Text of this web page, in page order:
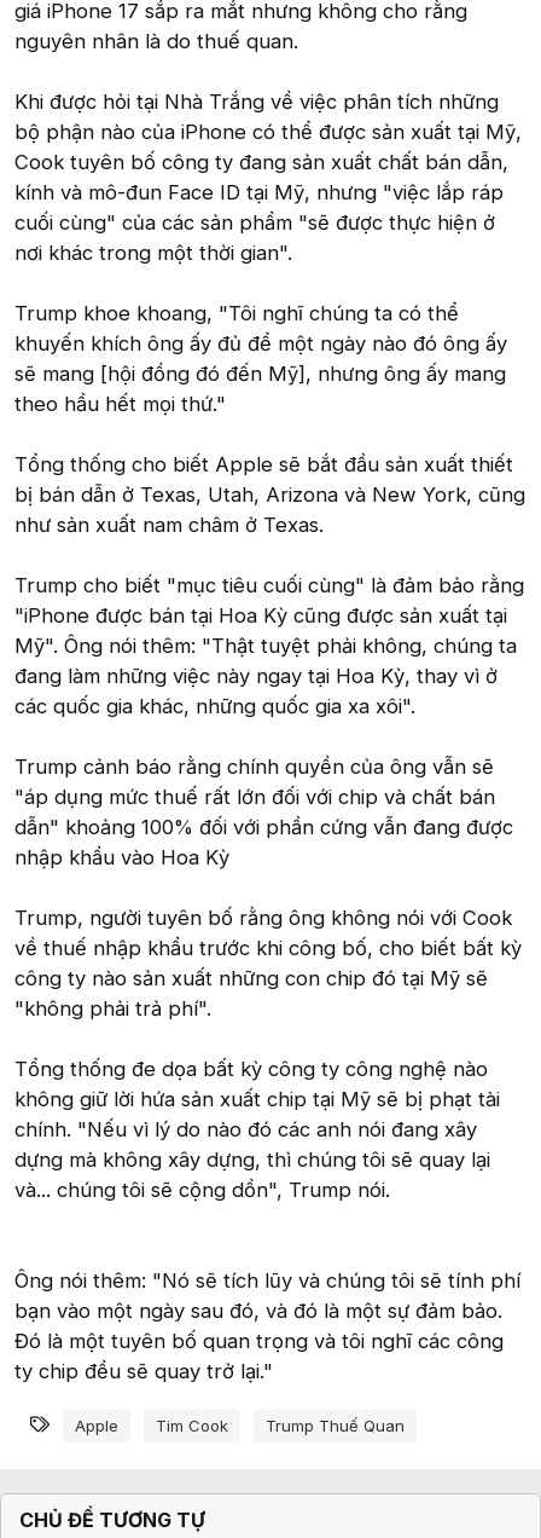
giá iPhone 17 sắp ra mắt nhưng không cho rằng
nguyên nhân là do thuế quan.
Khi được hỏi tại Nhà Trắng về việc phân tích những
bộ phận nào của iPhone có thể được sản xuất tại Mỹ,
Cook tuyên bố công ty đang sản xuất chất bán dẫn,
kính và mô-đun Face ID tại Mỹ, nhưng "việc lắp ráp
cuối cùng" của các sản phẩm "sẽ được thực hiện ở
nơi khác trong một thời gian".
Trump khoe khoang, "Tôi nghĩ chúng ta có thể
khuyến khích ông ấy đủ để một ngày nào đó ông ấy
sẽ mang [hội đồng đó đến Mỹ], nhưng ông ấy mang
theo hầu hết mọi thứ."
Tổng thống cho biết Apple sẽ bắt đầu sản xuất thiết
bị bán dẫn ở Texas, Utah, Arizona và New York, cũng
như sản xuất nam châm ở Texas.
Trump cho biết "mục tiêu cuối cùng" là đảm bảo rằng
"iPhone được bán tại Hoa Kỳ cũng được sản xuất tại
Mỹ". Ông nói thêm: "Thật tuyệt phải không, chúng ta
đang làm những việc này ngay tại Hoa Kỳ, thay vì ở
các quốc gia khác, những quốc gia xa xôi".
Trump cảnh báo rằng chính quyền của ông vẫn sẽ
"áp dụng mức thuế rất lớn đối với chip và chất bán
dẫn" khoảng 100% đối với phần cứng vẫn đang được
nhập khẩu vào Hoa Kỳ
Trump, người tuyên bố rằng ông không nói với Cook
về thuế nhập khẩu trước khi công bố, cho biết bất kỳ
công ty nào sản xuất những con chip đó tại Mỹ sẽ
"không phải trả phí".
Tổng thống đe dọa bất kỳ công ty công nghệ nào
không giữ lời hứa sản xuất chip tại Mỹ sẽ bị phạt tài
chính. "Nếu vì lý do nào đó các anh nói đang xây
dựng mà không xây dựng, thì chúng tôi sẽ quay lại
và... chúng tôi sẽ cộng dồn", Trump nói.
Ông nói thêm: "Nó sẽ tích lũy và chúng tôi sẽ tính phí
bạn vào một ngày sau đó, và đó là một sự đảm bảo.
Đó là một tuyên bố quan trọng và tôi nghĩ các công
ty chip đều sẽ quay trở lại."
Từ khóa
Apple Tim Cook Trump Thuế Quan
CHỦ ĐỀ TƯƠNG TỰ